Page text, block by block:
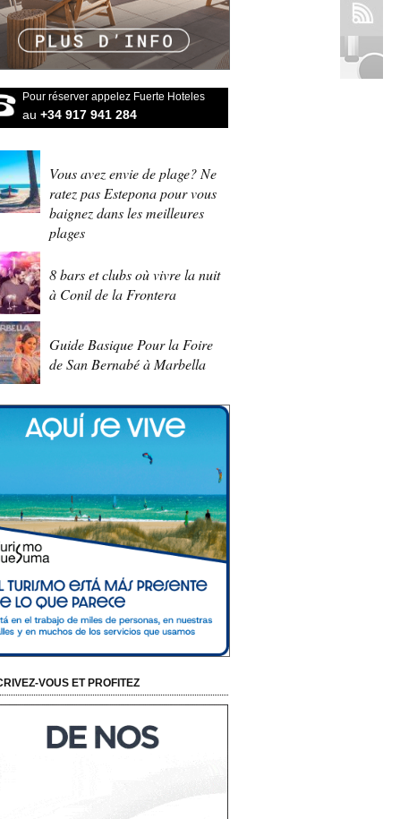
Pour réserver appelez Fuerte Hoteles
au +34 917 941 284
Vous avez envie de plage? Ne
ratez pas Estepona pour vous
baignez dans les meilleures
plages
8 bars et clubs où vivre la nuit
à Conil de la Frontera
Guide Basique Pour la Foire
de San Bernabé à Marbella
VOUS ET PROFITEZ